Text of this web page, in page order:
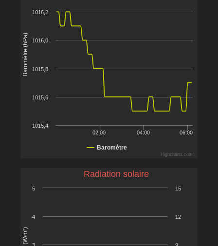
Baromètre (hPa)
Baromètre
02:00 04:00 06:00
1015,4
1015,6
1015,8
1016,0
1016,2
Highcharts.com
4
5
12
15
Radiation solaire